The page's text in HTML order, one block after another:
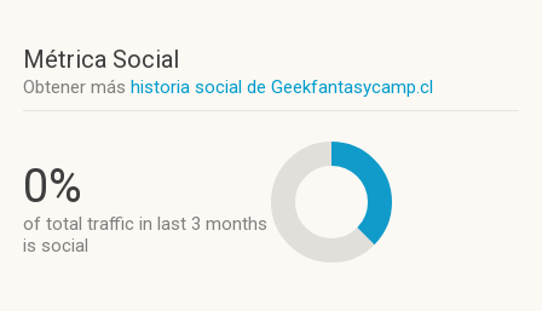
Métrica Social
Obtener más historia social de Geekfantasycamp.cl
0%
of total traffic in last 3 months
is social